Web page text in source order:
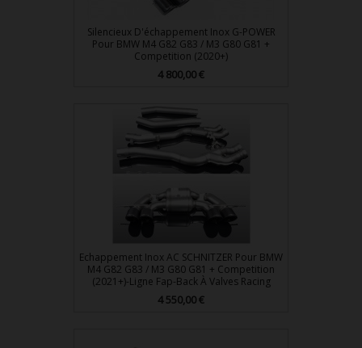
Silencieux D'échappement Inox G-POWER
Pour BMW M4 G82 G83 / M3 G80 G81 +
Competition (2020+)
Prix
4 800,00 €
Echappement Inox AC SCHNITZER Pour BMW
M4 G82 G83 / M3 G80 G81 + Competition
(2021+)-Ligne Fap-Back À Valves Racing
Prix
4 550,00 €